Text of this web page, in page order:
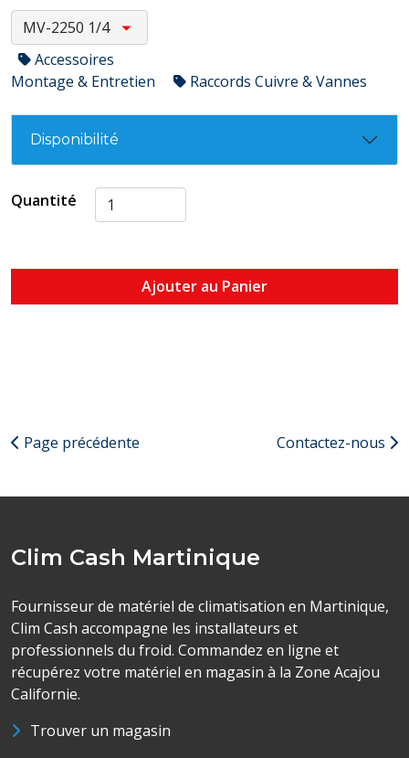
Accessoires
Montage & Entretien
Raccords Cuivre & Vannes
Disponibilité
Quantité
Ajouter au Panier
Page précédente Contactez-nous
Clim Cash Martinique
Fournisseur de matériel de climatisation en Martinique,
Clim Cash accompagne les installateurs et
professionnels du froid. Commandez en ligne et
récupérez votre matériel en magasin à la Zone Acajou
Californie.
Trouver un magasin